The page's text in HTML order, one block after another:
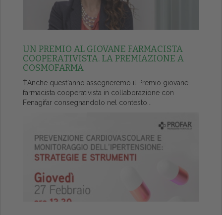
UN PREMIO AL GIOVANE FARMACISTA
COOPERATIVISTA. LA PREMIAZIONE A
COSMOFARMA
ŤAnche quest'anno assegneremo il Premio giovane
farmacista cooperativista in collaborazione con
Fenagifar consegnandolo nel contesto...